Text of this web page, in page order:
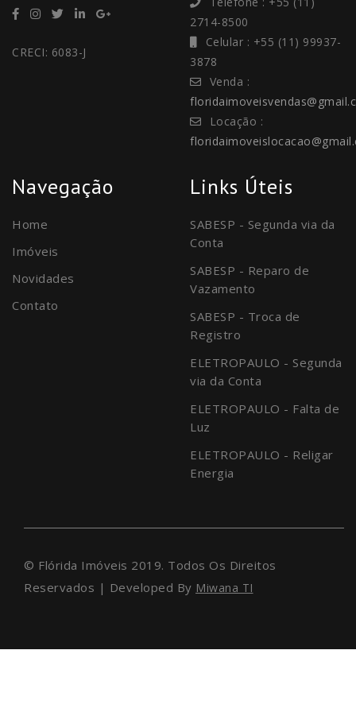
CRECI: 6083-J
2714-8500
Celular : +55 (11) 99937-
3878
Venda :
Locação :
Navegação
Home
Imóveis
Novidades
Contato
Links Úteis
SABESP - Segunda via da
Conta
SABESP - Reparo de
Vazamento
SABESP - Troca de
Registro
ELETROPAULO - Segunda
via da Conta
ELETROPAULO - Falta de
Luz
ELETROPAULO - Religar
Energia
© Flórida Imóveis 2019. Todos Os Direitos
Reservados | Developed By Miwana TI